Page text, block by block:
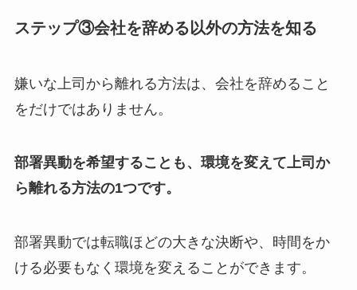
ステップ③会社を辞める以外の方法を知る
嫌いな上司から離れる方法は、会社を辞めること
をだけではありません。
部署異動を希望することも、環境を変えて上司か
ら離れる方法の1つです。
部署異動では転職ほどの大きな決断や、時間をか
ける必要もなく環境を変えることができます。